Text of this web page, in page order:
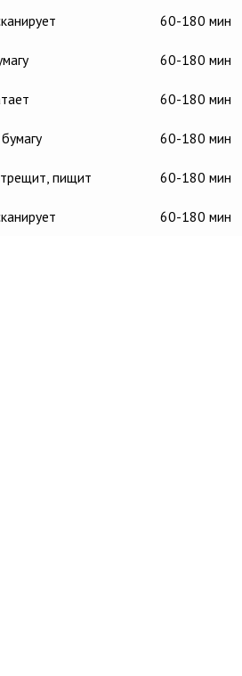
60-180 мин
60-180 мин
60-180 мин
60-180 мин
пищит 60-180 мин
60-180 мин